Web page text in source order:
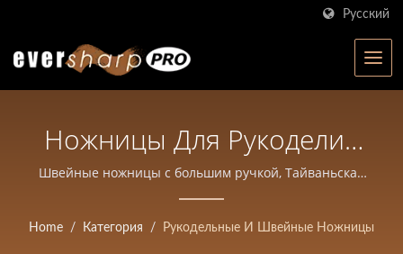
Русский
Ножницы Для Рукоделия
И Шитья | Eversharp Pro
Company | ISO-
Швейные ножницы с большим ручкой, Тайваньская
фабрика | ISO-сертифицированный производитель
профессиональных ножниц
Home / Категория / Рукодельные И Швейные Ножницы